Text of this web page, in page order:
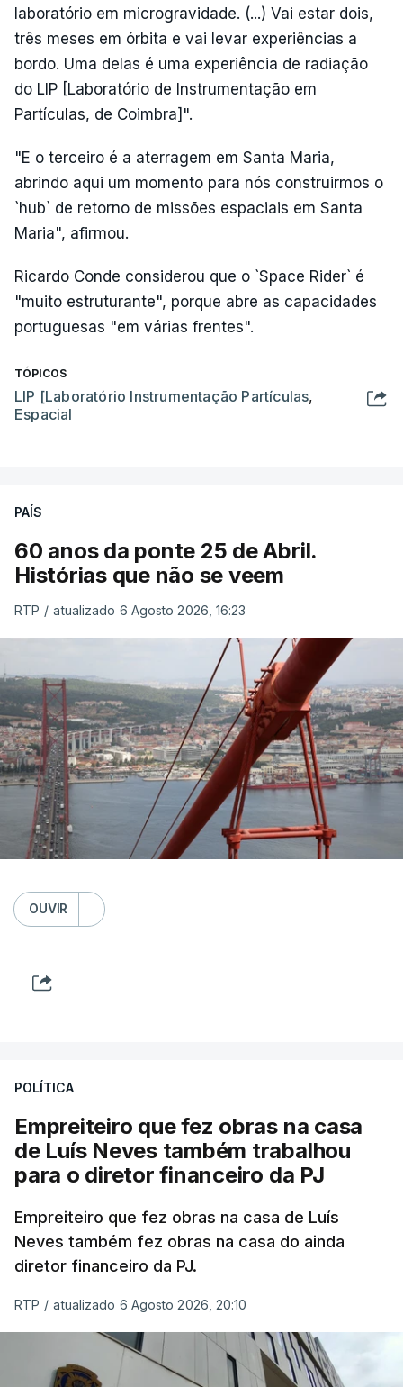
laboratório em microgravidade. (...) Vai estar dois,
três meses em órbita e vai levar experiências a
bordo. Uma delas é uma experiência de radiação
do LIP [Laboratório de Instrumentação em
Partículas, de Coimbra]".
"E o terceiro é a aterragem em Santa Maria,
abrindo aqui um momento para nós construirmos o
`hub` de retorno de missões espaciais em Santa
Maria", afirmou.
Ricardo Conde considerou que o `Space Rider` é
"muito estruturante", porque abre as capacidades
portuguesas "em várias frentes".
TÓPICOS
LIP [Laboratório Instrumentação Partículas,
Espacial
PAÍS
60 anos da ponte 25 de Abril.
Histórias que não se veem
RTP / atualizado 6 Agosto 2026, 16:23
OUVIR
POLÍTICA
Empreiteiro que fez obras na casa
de Luís Neves também trabalhou
para o diretor financeiro da PJ
Empreiteiro que fez obras na casa de Luís
Neves também fez obras na casa do ainda
diretor financeiro da PJ.
RTP / atualizado 6 Agosto 2026, 20:10